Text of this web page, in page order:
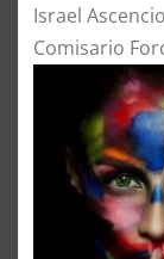
Israel
Comisario